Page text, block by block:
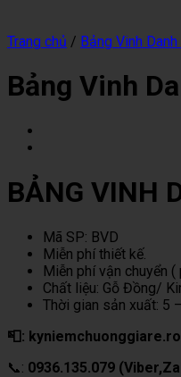
Trang chủ / Bảng Vinh
Bảng Vinh
BẢNG VINH
Mã SP: BVD
Miễn phí thiết kế.
Miễn phí vận chuyển (
Chất liệu: Gỗ Đồng/
Thời gian sản xuất: 5
📮:
📞: 0936.135.079